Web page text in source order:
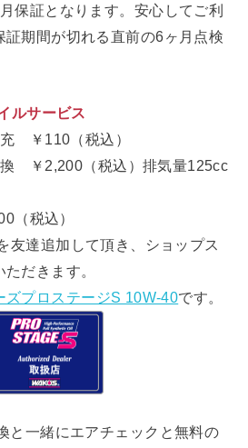
保証となります。安心してご利
証期間が切れる直前の6ヶ月点検
ルサービス
￥110（税込）
換 ￥2,200（税込）排気量125cc
（税込）
友達追加して頂き、ショップス
だきます。
ズプロステージS 10W-40です。
と一緒にエアチェックと無料の